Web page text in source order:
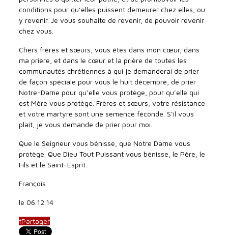
conditions pour qu’elles puissent demeurer chez elles, ou
y revenir. Je vous souhaite de revenir, de pouvoir revenir
chez vous.
Chers frères et sœurs, vous êtes dans mon cœur, dans
ma prière, et dans le cœur et la prière de toutes les
communautés chrétiennes à qui je demanderai de prier
de façon spéciale pour vous le huit décembre, de prier
Notre-Dame pour qu’elle vous protège, pour qu’elle qui
est Mère vous protège. Frères et sœurs, votre résistance
et votre martyre sont une semence féconde. S’il vous
plaît, je vous demande de prier pour moi.
Que le Seigneur vous bénisse, que Notre Dame vous
protège. Que Dieu Tout Puissant vous bénisse, le Père, le
Fils et le Saint-Esprit.
François
le 06.12.14
fPartager